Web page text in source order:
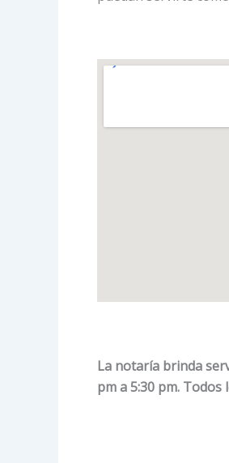
La notaría brinda
pm a 5:30 pm. Todos